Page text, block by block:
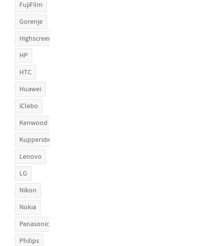
FujiFilm
Gorenje
Highscreen
HP
HTC
Huawei
iClebo
Kenwood
Kuppersberg
Lenovo
LG
Nikon
Nokia
Panasonic
Philips